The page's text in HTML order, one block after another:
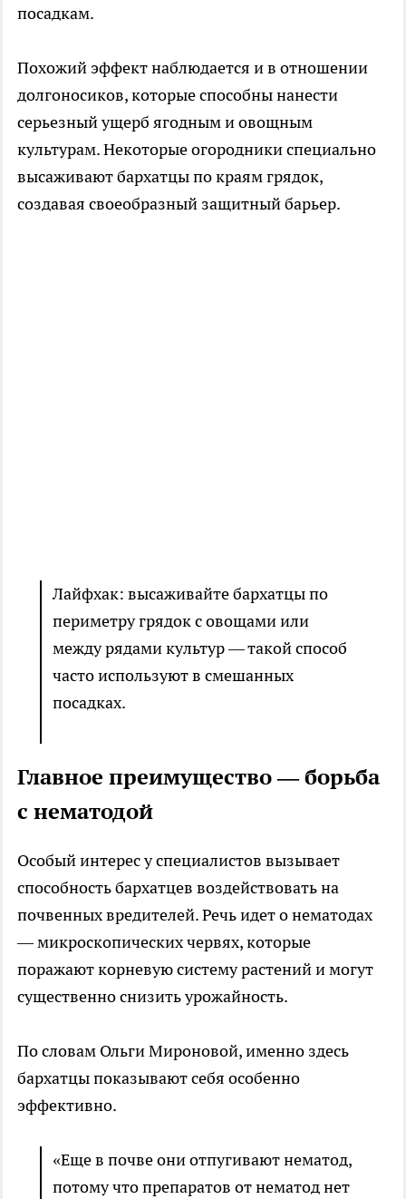
посадкам.
Похожий эффект наблюдается и в отношении
долгоносиков, которые способны нанести
серьезный ущерб ягодным и овощным
культурам. Некоторые огородники специально
высаживают бархатцы по краям грядок,
создавая своеобразный защитный барьер.
Лайфхак: высаживайте бархатцы по
периметру грядок с овощами или
между рядами культур — такой способ
часто используют в смешанных
посадках.
Главное преимущество — борьба
с нематодой
Особый интерес у специалистов вызывает
способность бархатцев воздействовать на
почвенных вредителей. Речь идет о нематодах
— микроскопических червях, которые
поражают корневую систему растений и могут
существенно снизить урожайность.
По словам Ольги Мироновой, именно здесь
бархатцы показывают себя особенно
эффективно.
«Еще в почве они отпугивают нематод,
потому что препаратов от нематод нет